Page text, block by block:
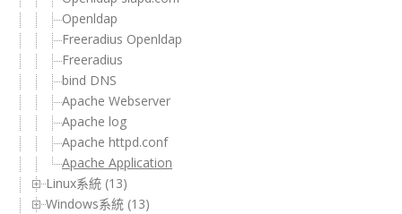
Openldap
Freeradius Openldap
Freeradius
bind DNS
Apache Webserver
Apache log
Apache httpd.conf
Apache Application
Linux系統 (13)
Windows系統 (13)